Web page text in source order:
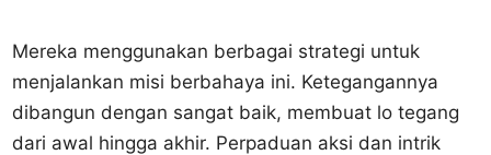
Mereka menggunakan berbagai strategi untuk
menjalankan misi berbahaya ini. Ketegangannya
dibangun dengan sangat baik, membuat lo tegang
dari awal hingga akhir. Perpaduan aksi dan intrik